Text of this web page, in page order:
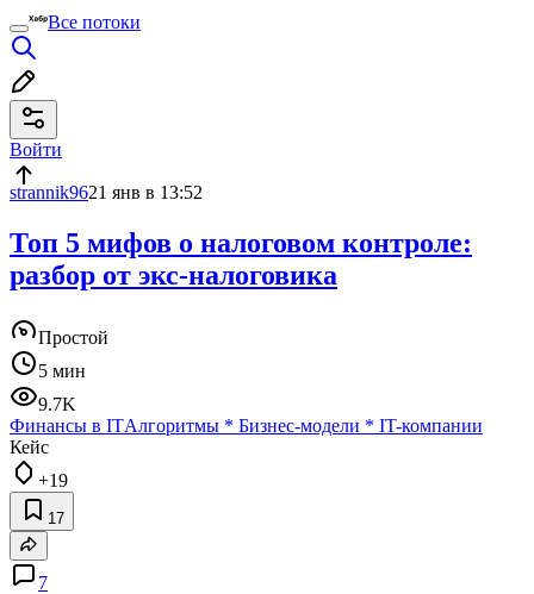
Все потоки
Войти
strannik9621 янв в 13:52
Топ 5 мифов о налоговом контроле:
разбор от экс-налоговика
Простой
5 мин
9.7K
Финансы в ITАлгоритмы * Бизнес-модели * IT-компании
Кейс
+19
17
7